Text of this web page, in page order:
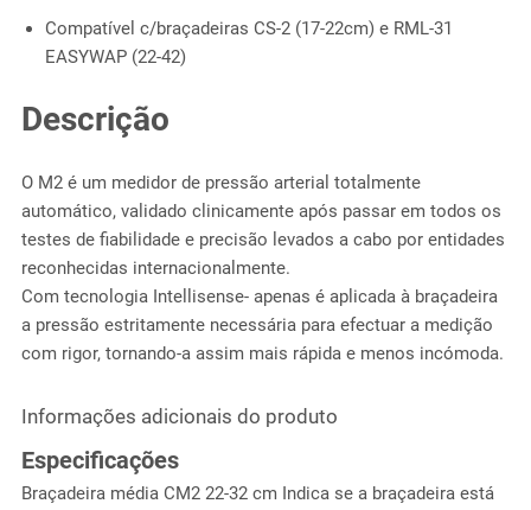
Compatível c/braçadeiras CS-2 (17-22cm) e RML-31
EASYWAP (22-42)
Descrição
O M2 é um medidor de pressão arterial totalmente
automático, validado clinicamente após passar em todos os
testes de fiabilidade e precisão levados a cabo por entidades
reconhecidas internacionalmente.
Com tecnologia Intellisense- apenas é aplicada à braçadeira
a pressão estritamente necessária para efectuar a medição
com rigor, tornando-a assim mais rápida e menos incómoda.
Informações adicionais do produto
Especificações
Braçadeira média CM2 22-32 cm Indica se a braçadeira está